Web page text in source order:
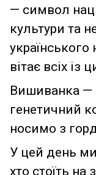
— символ
культури та
вітає всіх
Вишиванка —
генетичний
носимо з
У цей день
хто стоїть на